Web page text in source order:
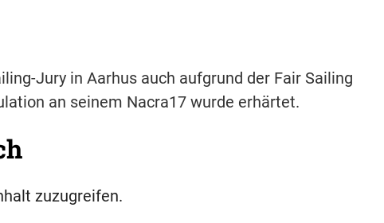
Jury in Aarhus auch aufgrund der Fair Sailing
an seinem Nacra17 wurde erhärtet.
zuzugreifen.